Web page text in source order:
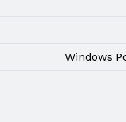
Windows